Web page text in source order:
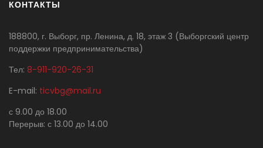
КОНТАКТЫ
188800, г. Выборг, пр. Ленина, д. 18, этаж 3 (Выборгский центр
поддержки предпринимательства)
Тел: 8-911-920-26-31
E-mail: ticvbg@mail.ru
с 9.00 до 18.00
Перерыв: с 13.00 до 14.00